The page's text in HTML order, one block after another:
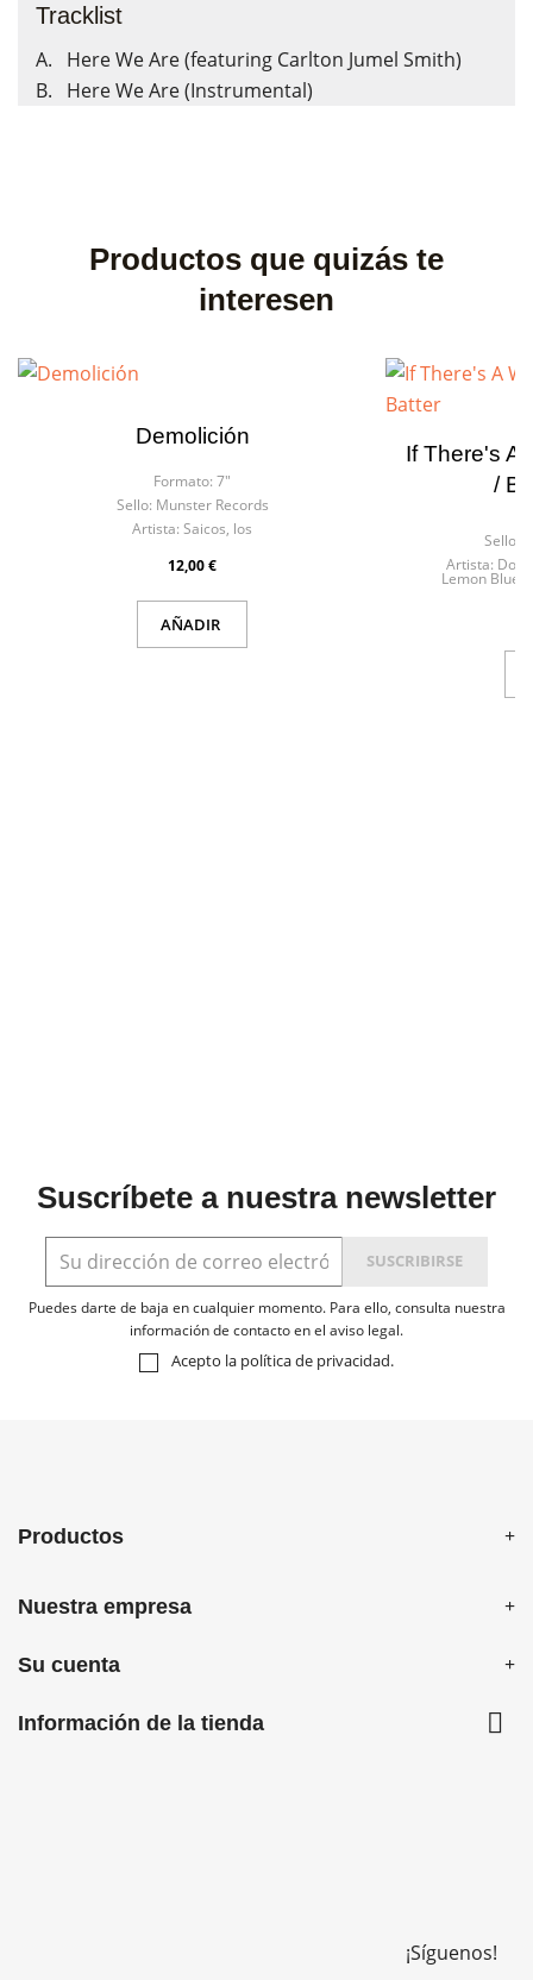
Tracklist
A. Here We Are (featuring Carlton Jumel Smith)
B. Here We Are (Instrumental)
Productos que quizás te
interesen
Demolición
Formato: 7"
Sello: Munster Records
Artista: Saicos, los
12,00 €
AÑADIR
If There's A
/
Sello:
Artista: Don
Lemon
Suscríbete a nuestra newsletter
Puedes darte de baja en cualquier momento. Para ello, consulta nuestra
información de contacto en el aviso legal.
Acepto la política de privacidad.
Productos
Nuestra empresa
Su cuenta
Información de la tienda 
¡Síguenos!
Crear lista de deseos ×
Nombre de la lista de deseos
Iniciar sesión ×
Debe iniciar sesión para guardar productos en su lista de